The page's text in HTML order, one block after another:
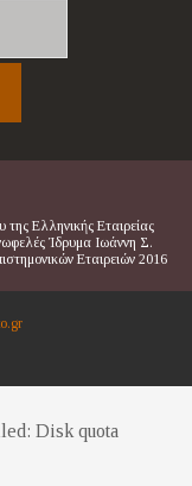
Ελληνικής Εταιρείας
Ίδρυμα Ιωάννη Σ.
Εταιρειών 2016
Disk quota